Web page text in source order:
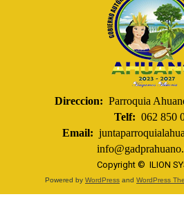
Direccion: Parroquia
Telf: 062 850
Email:
Copyright © ILION
Powered by WordPress and WordPress